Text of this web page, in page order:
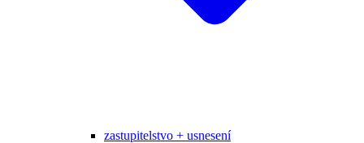
zastupitelstvo + usnesení